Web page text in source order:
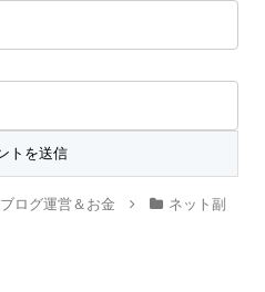
ブログ運営＆お金
ネット副